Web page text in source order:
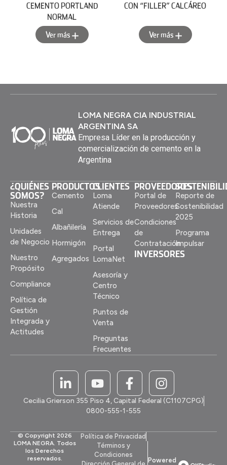
CEMENTO PORTLAND
NORMAL
Ver más
CON “FILLER” CALCÁREO
Ver más
LOMA NEGRA CIA INDUSTRIAL
ARGENTINA SA
Empresa Líder en la producción y
comercialización de cemento en la
Argentina
¿QUIÉNES
SOMOS?
Nuestra
Historia
Unidades
de Negocio
Nuestro
Propósito
Compliance
Política de
Gestión
Integrada y
Actitudes
PRODUCTOS
Cemento
Cal
Albañilería
Hormigón
Agregados
CLIENTES
Loma
Atiende
Servicios de
Entrega
Portal
LomaNet
Asesoría y
Centro
Técnico
Puntos de
Venta
Preguntas
Frecuentes
PROVEEDORES
Portal de
Proveedores
Condiciones
de
Contratación
INVERSORES
Reporte de
Sostenibilidad
2025
Programa
Impulsar
Cecilia Grierson 355 Piso 4, Capital Federal (C1107CPG)
0800-555-1-555
© Copyright 2026
LOMA NEGRA. Todos
los Derechos
reservados.
Política de Privacidad
Términos y
Condiciones
Powered